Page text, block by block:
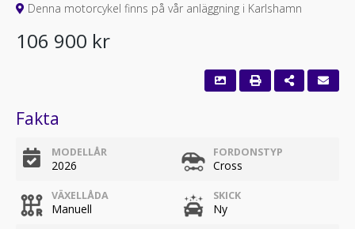
Denna motorcykel finns på vår anläggning i Karlshamn
106 900 kr
Fakta
MODELLÅR
2026
FORDONSTYP
Cross
VÄXELLÅDA
Manuell
SKICK
Ny